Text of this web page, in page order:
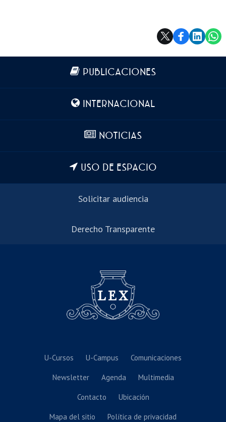
Más información
PUBLICACIONES
INTERNACIONAL
NOTICIAS
USO DE ESPACIO
Solicitar audiencia
Derecho Transparente
U-Cursos U-Campus Comunicaciones
Newsletter Agenda Multimedia
Contacto Ubicación
Mapa del sitio Política de privacidad